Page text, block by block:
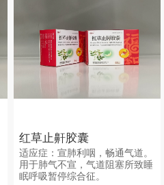
红草止鼾胶囊
适应症：宣肺利咽，畅通气道。
用于肺气不宣，气道阻塞所致睡
眠呼吸暂停综合征。